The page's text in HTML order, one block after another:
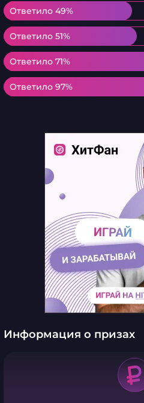
Ответило 49%
Ответило 49%
Ответило 51%
Ответило 51%
Ответило 71%
Ответило 71%
Ответило 97%
Ответило 97%
Информация о призах